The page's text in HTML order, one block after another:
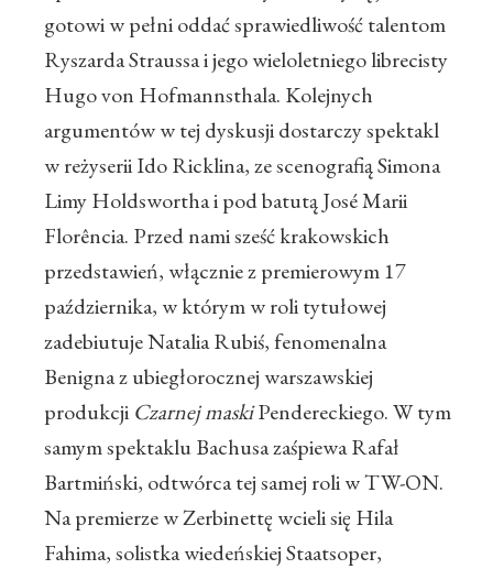
gotowi w pełni oddać sprawiedliwość talentom
Ryszarda Straussa i jego wieloletniego librecisty
Hugo von Hofmannsthala. Kolejnych
argumentów w tej dyskusji dostarczy spektakl
w reżyserii Ido Ricklina, ze scenografią Simona
Limy Holdswortha i pod batutą José Marii
Florência. Przed nami sześć krakowskich
przedstawień, włącznie z premierowym 17
października, w którym w roli tytułowej
zadebiutuje Natalia Rubiś, fenomenalna
Benigna z ubiegłorocznej warszawskiej
produkcji Czarnej maskiPendereckiego. W tym
samym spektaklu Bachusa zaśpiewa Rafał
Bartmiński, odtwórca tej samej roli w TW-ON.
Na premierze w Zerbinettę wcieli się Hila
Fahima, solistka wiedeńskiej Staatsoper,